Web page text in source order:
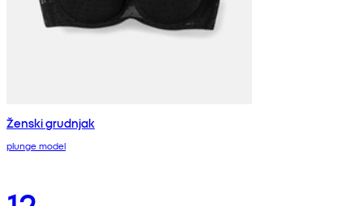
Ženski grudnjak
plunge model